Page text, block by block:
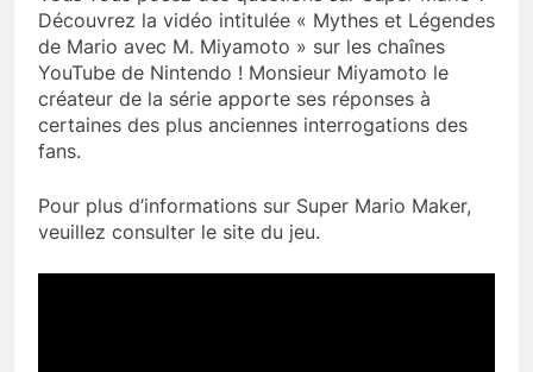
Découvrez la vidéo intitulée « Mythes et Légendes
de Mario avec M. Miyamoto » sur les chaînes
YouTube de Nintendo ! Monsieur Miyamoto le
créateur de la série apporte ses réponses à
certaines des plus anciennes interrogations des
fans.
Pour plus d’informations sur Super Mario Maker,
veuillez consulter le site du jeu.